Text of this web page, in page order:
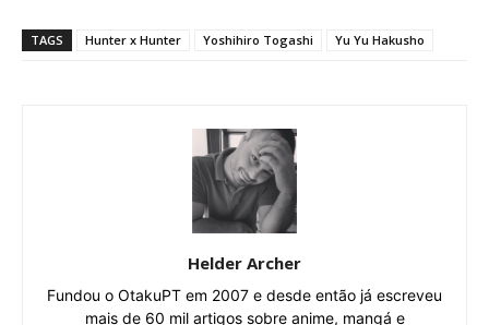
TAGS Hunter x Hunter Yoshihiro Togashi Yu Yu Hakusho
Helder Archer
Fundou o OtakuPT em 2007 e desde então já escreveu
mais de 60 mil artigos sobre anime, mangá e